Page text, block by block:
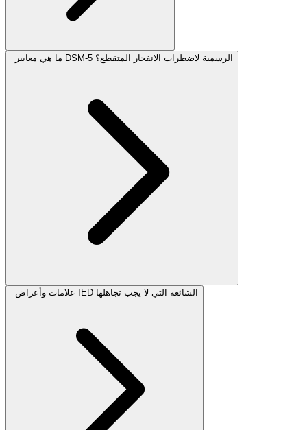
ما هي معايير DSM-5 الرسمية لاضطراب الانفجار المتقطع؟
علامات وأعراض IED الشائعة التي لا يجب تجاهلها